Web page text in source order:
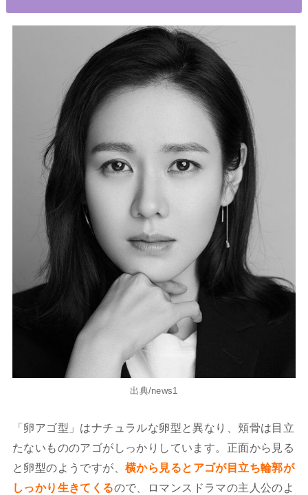
出典/news1
「卵アゴ型」はナチュラルな卵型と異なり、頬骨は目立
たないもののアゴがしっかりしています。正面から見る
と卵型のようですが、横から見るとアゴが目立ち輪郭が
しっかり生きてくるので、ロマンスドラマの主人公のよ